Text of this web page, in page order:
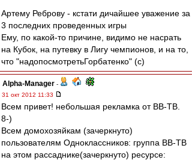
Артему Реброву - кстати дичайшее уважение за
3 последних проведенных игры
Ему, по какой-то причине, видимо не насрать
на Кубок, на путевку в Лигу чемпионов, и на то,
что "надопосмотретьГорбатенко" (с)
Alpha-Manager -
31 окт 2012 11:33
Всем привет! небольшая рекламка от ВВ-ТВ.
8-)
Всем домохозяйкам (зачеркнуто)
пользователям Одноклассников: группа ВВ-ТВ
на этом рассаднике(зачеркнуто) ресурсе: